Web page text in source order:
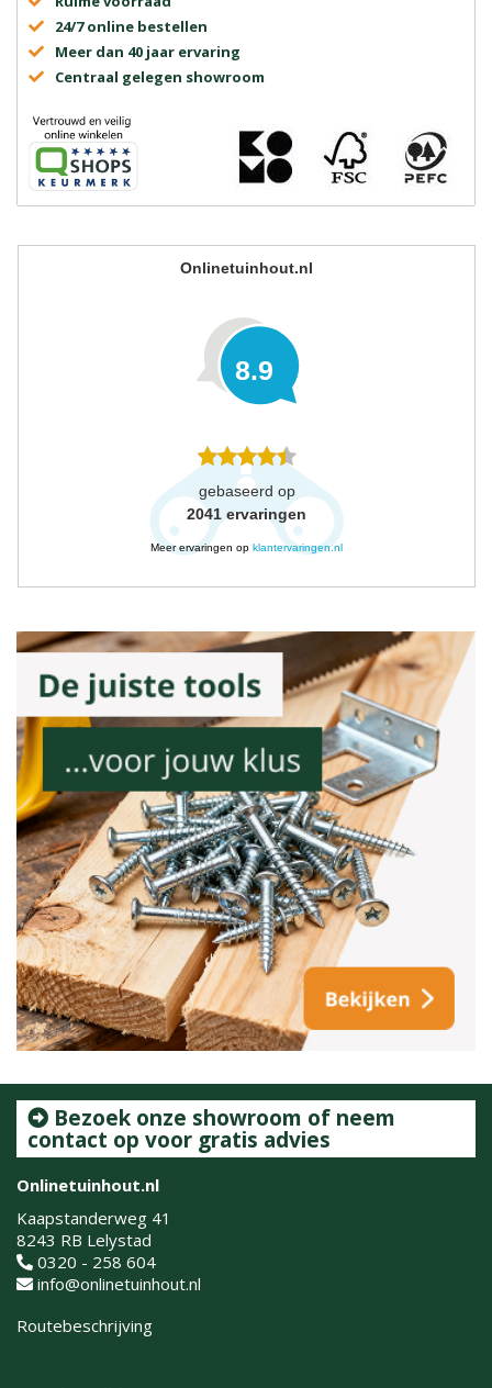
24/7 online bestellen
Meer dan 40 jaar ervaring
Centraal gelegen showroom
Onlinetuinhout.nl
8.9
gebaseerd op
2041 ervaringen
Meer ervaringen op klantervaringen.nl
Bezoek onze showroom of neem
contact op voor gratis advies
Onlinetuinhout.nl
Kaapstanderweg 41
8243 RB Lelystad
0320 - 258 604
info@onlinetuinhout.nl
Routebeschrijving